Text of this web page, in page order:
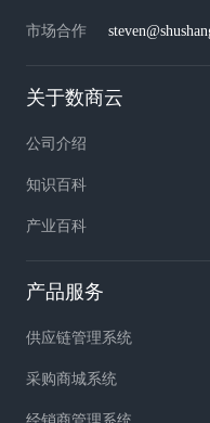
市场合作
关于数商云
公司介绍
知识百科
产业百科
产品服务
供应链管理系统
采购商城系统